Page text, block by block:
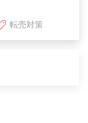
転売対策